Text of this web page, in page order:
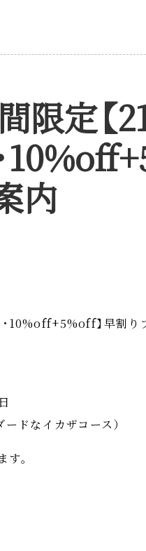
限定【
内
10%off+5%off】早割り
ードなイカザコース）
す。